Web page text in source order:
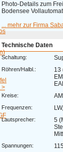
>
Photo-Details zum
Bodensee
... mehr zur Firma
Technische Daten
Schaltung:
Röhren/Halbl.:
13
Kreise:
Frequenzen:
Lautsprecher:
5
Spannungen: